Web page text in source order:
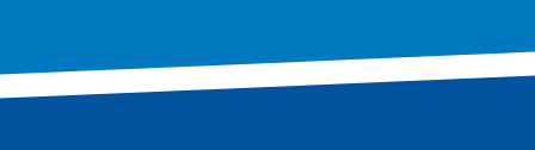
Facebook
Instagram
Twitter